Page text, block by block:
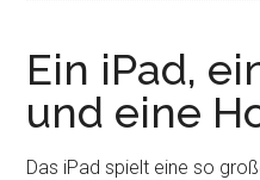
Ein iPad,
und eine
Das iPad spielt eine so